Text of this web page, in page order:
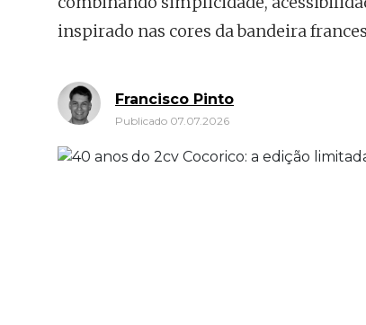
inspirado nas cores da bandeira
Francisco Pinto
Publicado 07.07.2026